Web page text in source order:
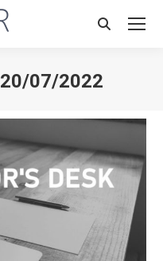
Search:
20/07/2022